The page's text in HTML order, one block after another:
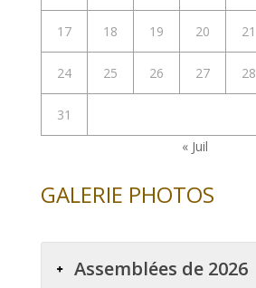
17 18 19 20 21
24 25 26 27 28
31
« Juil
GALERIE PHOTOS
Assemblées de 2026